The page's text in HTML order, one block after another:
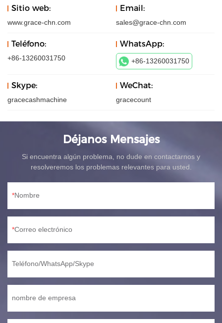
Sitio web:
www.grace-chn.com
Email:
sales@grace-chn.com
Teléfono:
+86-13260031750
WhatsApp:
+86-13260031750
Skype:
gracecashmachine
WeChat:
gracecount
Déjanos Mensajes
Si encuentra algún problema, no dude en contactarnos y
resolveremos los problemas relevantes para usted.
Nombre
Correo electrónico
Teléfono/WhatsApp/Skype
nombre de empresa